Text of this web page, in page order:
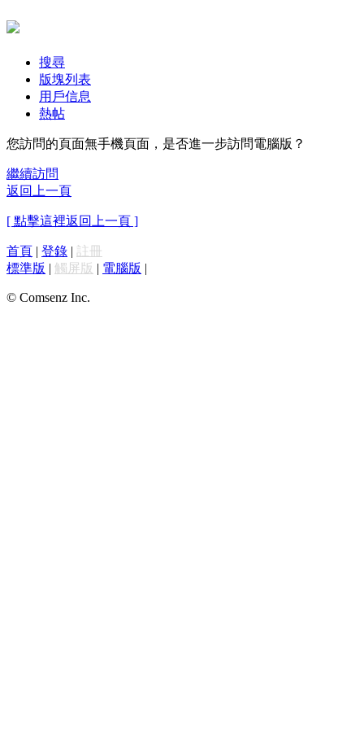
搜尋
版塊列表
用戶信息
熱帖
您訪問的頁面無手機頁面，是否進一步訪問電腦版？
繼續訪問
返回上一頁
[ 點擊這裡返回上一頁 ]
首頁 | 登錄 | 註冊
標準版 | 觸屏版 | 電腦版 |
© Comsenz Inc.